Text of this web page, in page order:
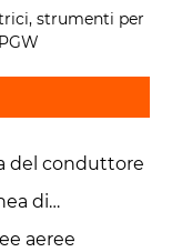
strumenti per
del conduttore
di
aeree